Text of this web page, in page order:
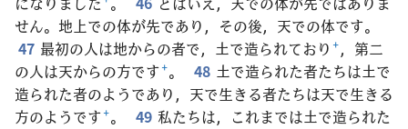
せん。地上での体が先であり，その後，天での体です。
47 最初の人は地からの者で，土で造られており +，第二
の人は天からの方です+。 48 土で造られた者たちは土で
造られた者のようであり，天で生きる者たちは天で生きる
方のようです+。 49 私たちは，これまでは土で造られた